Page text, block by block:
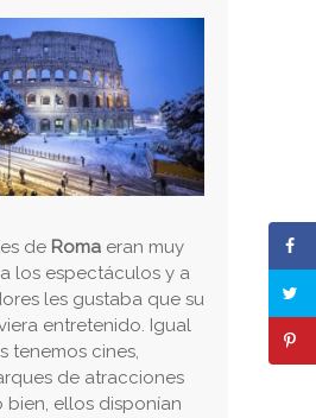
de Roma eran muy
los espectáculos y a
les gustaba que su
entretenido. Igual
tenemos cines,
de atracciones
bien, ellos disponían